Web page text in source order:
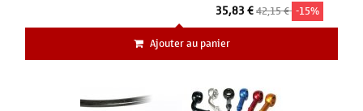
35,83 €42,15 € -15%
Ajouter au panier